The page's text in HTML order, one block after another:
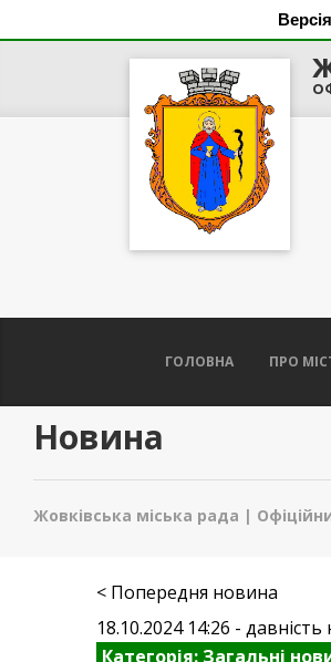
ГОЛОВНА ПРО
Новина
Жовківська міська рада |
< Попередня новина
18.10.2024 14:26 -
Категорія: Загальні